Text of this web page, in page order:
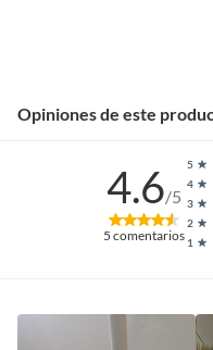
Opiniones de este
4.6/5
5 comentarios 1
2
3
4
5